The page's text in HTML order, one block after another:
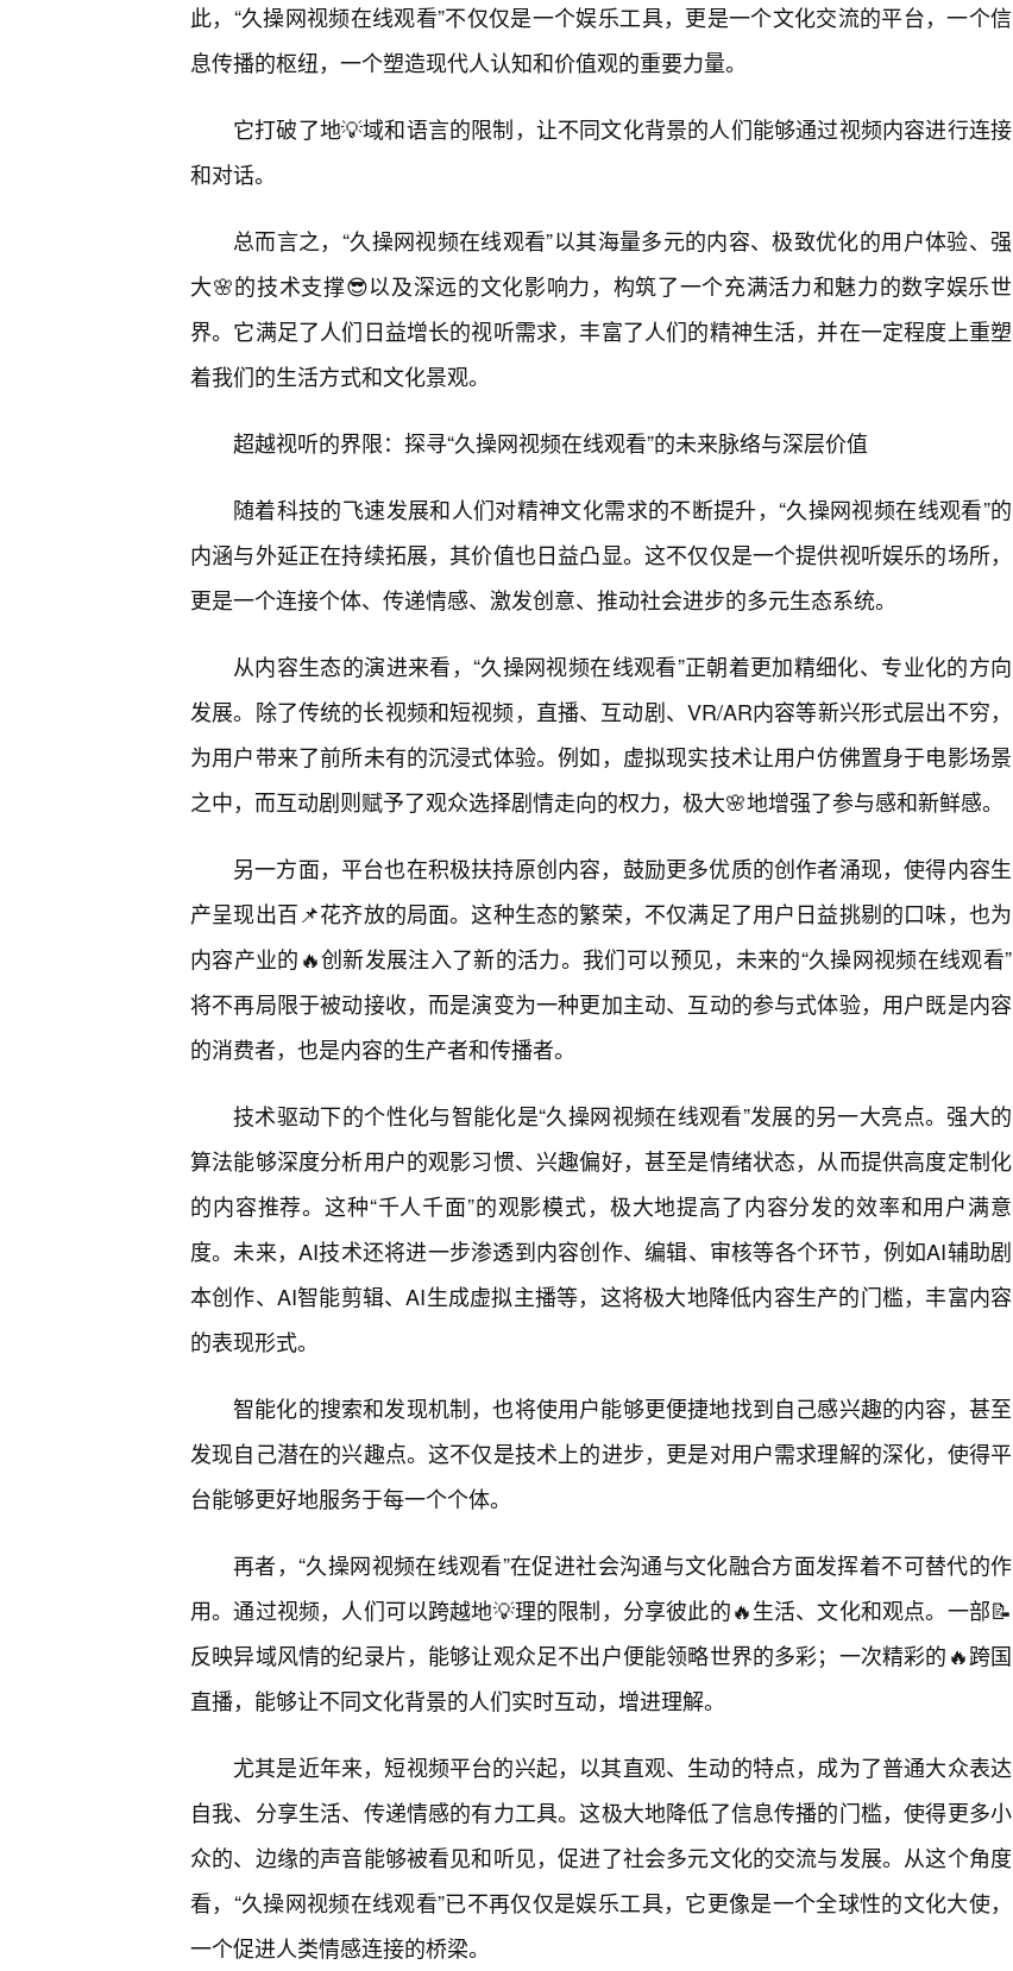
此，“久操网视频在线观看”不仅仅是一个娱乐工具，更是一个文化交流的平台，一个信
息传播的枢纽，一个塑造现代人认知和价值观的重要力量。
它打破了地💡域和语言的限制，让不同文化背景的人们能够通过视频内容进行连接
和对话。
总而言之，“久操网视频在线观看”以其海量多元的内容、极致优化的用户体验、强
大🌸的技术支撑😎以及深远的文化影响力，构筑了一个充满活力和魅力的数字娱乐世
界。它满足了人们日益增长的视听需求，丰富了人们的精神生活，并在一定程度上重塑
着我们的生活方式和文化景观。
超越视听的界限：探寻“久操网视频在线观看”的未来脉络与深层价值
随着科技的飞速发展和人们对精神文化需求的不断提升，“久操网视频在线观看”的
内涵与外延正在持续拓展，其价值也日益凸显。这不仅仅是一个提供视听娱乐的场所，
更是一个连接个体、传递情感、激发创意、推动社会进步的多元生态系统。
从内容生态的演进来看，“久操网视频在线观看”正朝着更加精细化、专业化的方向
发展。除了传统的长视频和短视频，直播、互动剧、VR/AR内容等新兴形式层出不穷，
为用户带来了前所未有的沉浸式体验。例如，虚拟现实技术让用户仿佛置身于电影场景
之中，而互动剧则赋予了观众选择剧情走向的权力，极大🌸地增强了参与感和新鲜感。
另一方面，平台也在积极扶持原创内容，鼓励更多优质的创作者涌现，使得内容生
产呈现出百📌花齐放的局面。这种生态的繁荣，不仅满足了用户日益挑剔的口味，也为
内容产业的🔥创新发展注入了新的活力。我们可以预见，未来的“久操网视频在线观看”
将不再局限于被动接收，而是演变为一种更加主动、互动的参与式体验，用户既是内容
的消费者，也是内容的生产者和传播者。
技术驱动下的个性化与智能化是“久操网视频在线观看”发展的另一大亮点。强大的
算法能够深度分析用户的观影习惯、兴趣偏好，甚至是情绪状态，从而提供高度定制化
的内容推荐。这种“千人千面”的观影模式，极大地提高了内容分发的效率和用户满意
度。未来，AI技术还将进一步渗透到内容创作、编辑、审核等各个环节，例如AI辅助剧
本创作、AI智能剪辑、AI生成虚拟主播等，这将极大地降低内容生产的门槛，丰富内容
的表现形式。
智能化的搜索和发现机制，也将使用户能够更便捷地找到自己感兴趣的内容，甚至
发现自己潜在的兴趣点。这不仅是技术上的进步，更是对用户需求理解的深化，使得平
台能够更好地服务于每一个个体。
再者，“久操网视频在线观看”在促进社会沟通与文化融合方面发挥着不可替代的作
用。通过视频，人们可以跨越地💡理的限制，分享彼此的🔥生活、文化和观点。一部📝
反映异域风情的纪录片，能够让观众足不出户便能领略世界的多彩；一次精彩的🔥跨国
直播，能够让不同文化背景的人们实时互动，增进理解。
尤其是近年来，短视频平台的兴起，以其直观、生动的特点，成为了普通大众表达
自我、分享生活、传递情感的有力工具。这极大地降低了信息传播的门槛，使得更多小
众的、边缘的声音能够被看见和听见，促进了社会多元文化的交流与发展。从这个角度
看，“久操网视频在线观看”已不再仅仅是娱乐工具，它更像是一个全球性的文化大使，
一个促进人类情感连接的桥梁。